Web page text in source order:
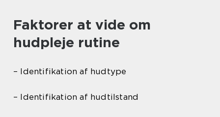
Faktorer at vide om
hudpleje rutine
– Identifikation af hudtype
– Identifikation af hudtilstand